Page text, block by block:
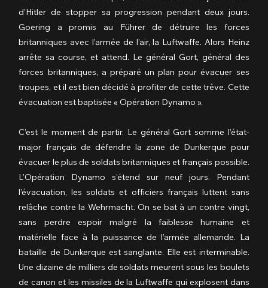
d’Hitler de stopper sa progression pendant deux jours.
Goering a promis au Führer de détruire les forces
britanniques avec l’armée de l’air, la Luftwaffe. Alors Heinz
arrête sa course, et attend. Le général Gort, général des
forces britanniques, a préparé un plan pour évacuer ses
troupes, et il est bien décidé à profiter de cette trêve. Cette
évacuation est baptisée « Opération Dynamo ».
C’est le moment de partir. Le général Gort somme l’état-
major français de défendre la zone de Dunkerque pour
évacuer le plus de soldats britanniques et français possible.
L’Opération Dynamo s’étend sur neuf jours. Pendant
l’évacuation, les soldats et officiers français luttent sans
relâche contre la Wehrmacht. On se bat à un contre vingt,
sans perdre espoir malgré la faiblesse humaine et
matérielle face à la puissance de l’armée allemande. La
bataille de Dunkerque est sanglante. Elle est interminable.
Une dizaine de milliers de soldats meurent sous les boulets
de canon et les missiles de la Luftwaffe qui explosent dans